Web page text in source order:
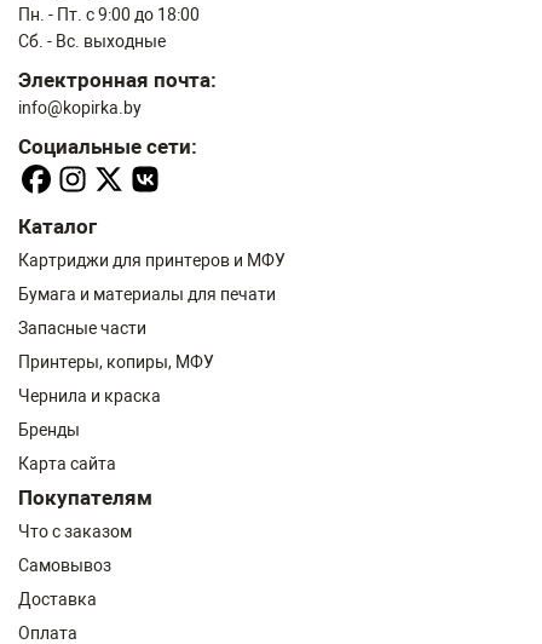
Пн. - Пт. с 9:00 до 18:00
Сб. - Вс. выходные
Электронная почта:
info@kopirka.by
Социальные сети:
Каталог
Картриджи для принтеров и МФУ
Бумага и материалы для печати
Запасные части
Принтеры, копиры, МФУ
Чернила и краска
Бренды
Карта сайта
Покупателям
Что с заказом
Самовывоз
Доставка
Оплата